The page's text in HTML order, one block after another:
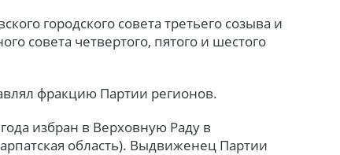
городского совета третьего созыва и
совета четвертого, пятого и шестого
фракцию Партии регионов.
избран в Верховную Раду в
область). Выдвиженец Партии